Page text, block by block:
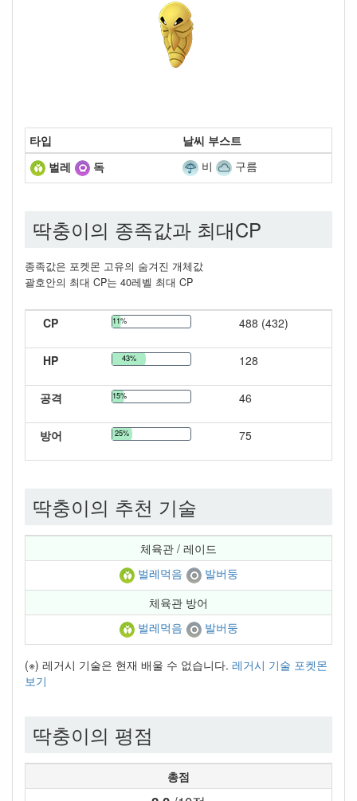
타입
날씨 부스트
벌레
독 비 구름
딱충이의 종족값과 최대CP
종족값은 포켓몬 고유의 숨겨진 개체값
괄호안의 최대 CP는 40레벨 최대 CP
CP 11% 488 (432)
HP 43% 128
공격 15% 46
방어 25% 75
딱충이의 추천 기술
체육관 / 레이드
벌레먹음
발버둥
체육관 방어
벌레먹음
발버둥
(※) 레거시 기술은 현재 배울 수 없습니다. 레거시 기술 포켓몬
보기
딱충이의 평점
총점